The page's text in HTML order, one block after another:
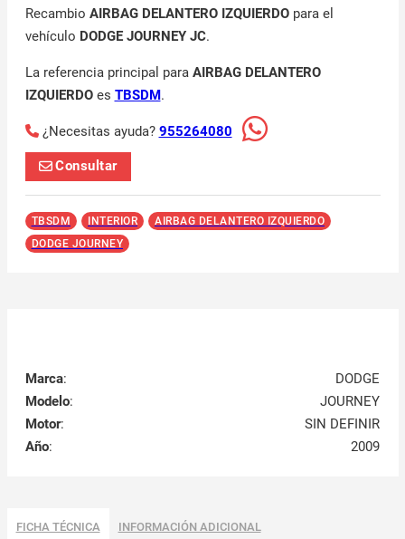
Recambio AIRBAG DELANTERO IZQUIERDOpara el
vehículo DODGE JOURNEY JC.
La referencia principal para AIRBAG DELANTERO
IZQUIERDOes TBSDM.
¿Necesitas ayuda? 955264080
Consultar
TBSDM INTERIOR
AIRBAG DELANTERO IZQUIERDO
DODGE JOURNEY
Marca:
DODGE
Modelo:
JOURNEY
Motor:
SIN DEFINIR
Año: 2009
FICHA TÉCNICA INFORMACIÓN ADICIONAL